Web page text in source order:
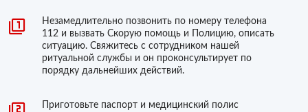
Незамедлительно позвонить по номеру телефона
112 и вызвать Скорую помощь и Полицию, описать
ситуацию. Свяжитесь с сотрудником нашей
ритуальной службы и он проконсультирует по
порядку дальнейших действий.
Приготовьте паспорт и медицинский полис